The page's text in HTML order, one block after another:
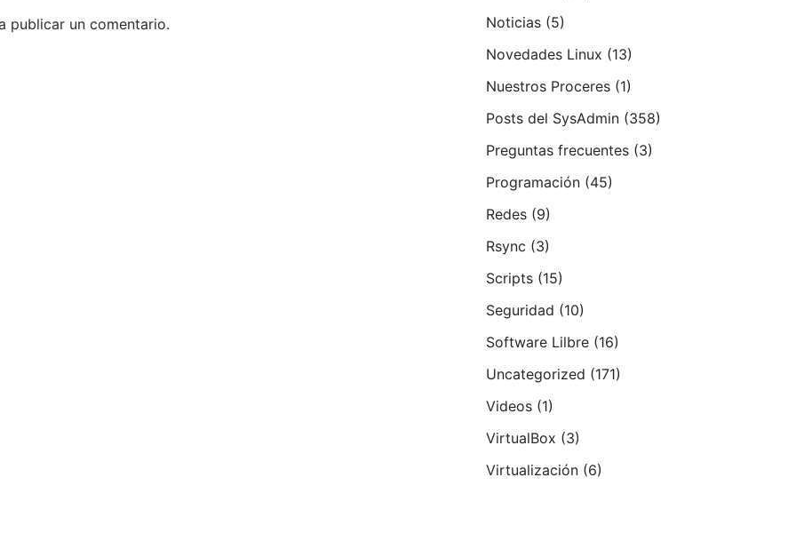
publicar un comentario.
Noticias(5)
Novedades Linux (13)
Nuestros Proceres(1)
Posts del SysAdmin(358)
Preguntas frecuentes(3)
Programación(45)
Redes(9)
Rsync (3)
Scripts(15)
Seguridad (10)
Software Lilbre(16)
Uncategorized (171)
Videos(1)
VirtualBox (3)
Virtualización(6)